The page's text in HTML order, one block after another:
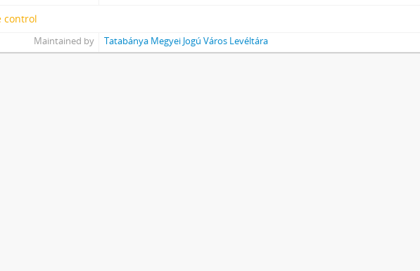
control
Maintained by Tatabánya Megyei Jogú Város Levéltára